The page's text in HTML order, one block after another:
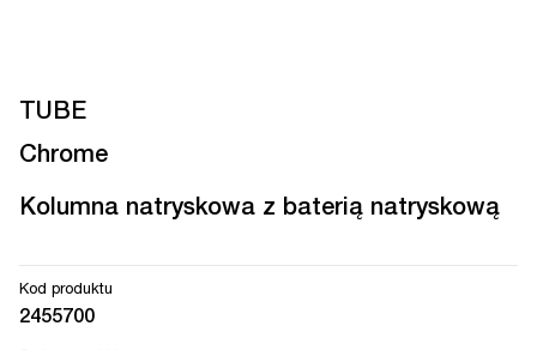
TUBE
Chrome
Kolumna natryskowa z baterią natryskową
Kod produktu
2455700